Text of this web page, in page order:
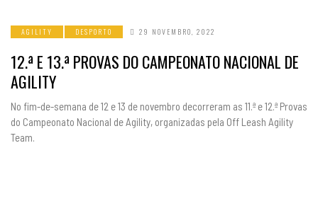
AGILITY DESPORTO 29 NOVEMBRO, 2022
12.ª E 13.ª PROVAS DO CAMPEONATO NACIONAL DE
AGILITY
No fim-de-semana de 12 e 13 de novembro decorreram as 11.ª e 12.ª Provas
do Campeonato Nacional de Agility, organizadas pela Off Leash Agility
Team.